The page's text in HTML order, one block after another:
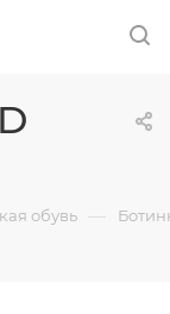
обувь —